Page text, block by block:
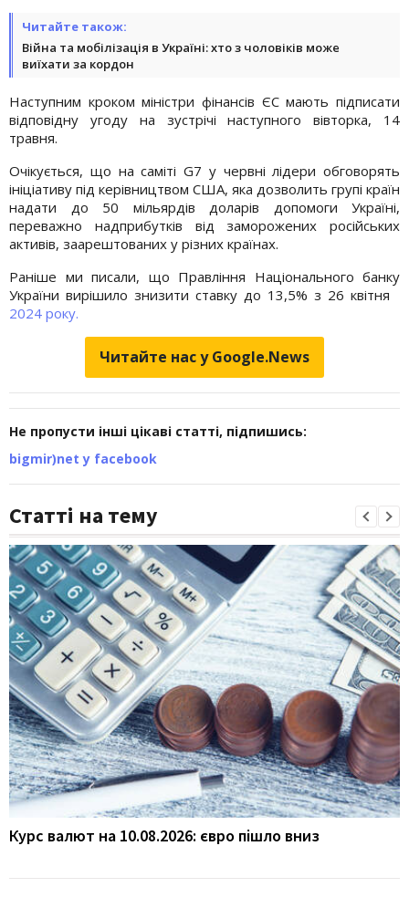
Читайте також:
Війна та мобілізація в Україні: хто з чоловіків може
виїхати за кордон
Наступним кроком міністри фінансів ЄС мають підписати
відповідну угоду на зустрічі наступного вівторка, 14
травня.
Очікується, що на саміті G7 у червні лідери обговорять
ініціативу під керівництвом США, яка дозволить групі країн
надати до 50 мільярдів доларів допомоги Україні,
переважно надприбутків від заморожених російських
активів, заарештованих у різних країнах.
Раніше ми писали, що Правління Національного банку
України вирішило знизити ставку до 13,5% з 26 квітня
2024 року.
Читайте нас у Google.News
Не пропусти інші цікаві статті, підпишись:
bigmir)net у facebook
Статті на тему
Курс валют на 10.08.2026: євро пішло вниз